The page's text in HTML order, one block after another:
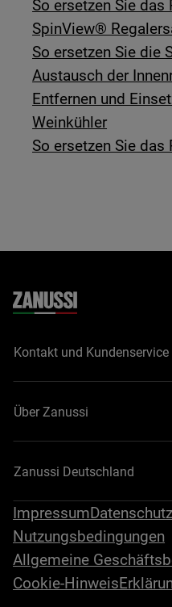
So ersetzen Sie das
SpinView®
So ersetzen Sie die
Austausch der
Entfernen und
Weinkühler
So ersetzen Sie das
Kontakt und Kundenservice
Über Zanussi
Zanussi Deutschland
Impressum
Nutzungsbedingungen
Allgemeine
Cookie-Hinweis